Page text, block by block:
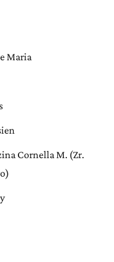
Maria
Cornella M. (Zr.